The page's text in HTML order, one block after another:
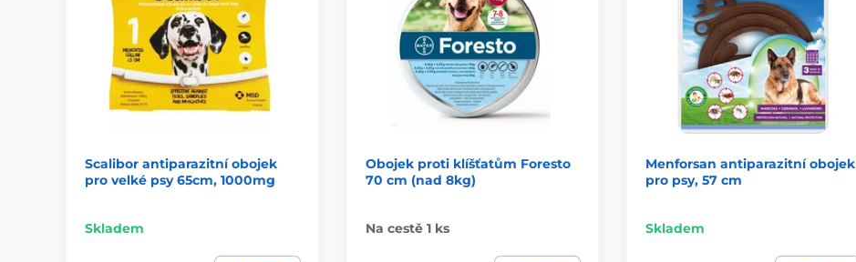
Scalibor antiparazitní obojek
pro velké psy 65cm, 1000mg
Skladem
Obojek proti klíšťatům Foresto
70 cm (nad 8kg)
Na cestě 1 ks
Menforsan antiparazitní obojek
pro psy, 57 cm
Skladem